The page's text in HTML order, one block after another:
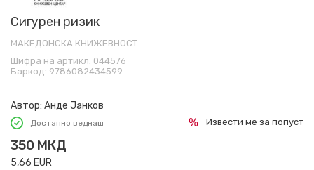
Сигурен ризик
МАКЕДОНСКА КНИЖЕВНОСТ
Шифра на артикл: 044576
Баркод: 9786082434599
Автор: Анде Јанков
Достапно веднаш
350 МКД
5,66 EUR
Извести ме за попуст